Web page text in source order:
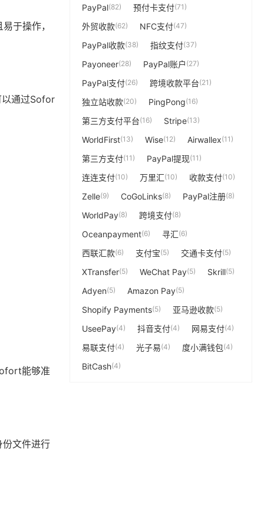
于操作，
通过Sofor
能够准
文件进行
PayPal(82) 预付卡支付(71)
外贸收款(62) NFC支付(47)
PayPal收款(38) 指纹支付(37)
Payoneer(28) PayPal账户 (27)
PayPal支付(26) 跨境收款平台(21)
独立站收款(20) PingPong(16)
第三方支付平台(16) Stripe(13)
WorldFirst(13) Wise(12) Airwallex(11)
第三方支付(11) PayPal提现(11)
连连支付(10) 万里汇(10) 收款支付(10)
Zelle(9) CoGoLinks(8) PayPal注册(8)
WorldPay(8) 跨境支付(8)
Oceanpayment(6) 寻汇(6)
西联汇款(6) 支付宝(5) 交通卡支付(5)
XTransfer(5) WeChat Pay(5) Skrill(5)
Adyen(5) Amazon Pay(5)
Shopify Payments(5) 亚马逊收款(5)
UseePay(4) 抖音支付(4) 网易支付(4)
易联支付(4) 光子易(4) 度小满钱包(4)
BitCash(4)